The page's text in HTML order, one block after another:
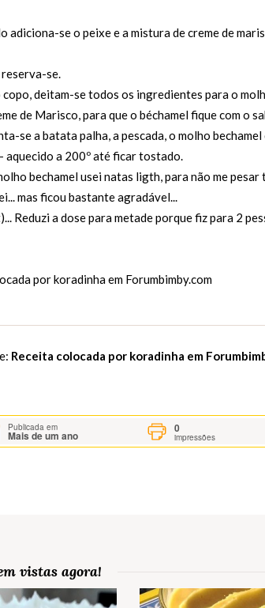
adiciona-se o peixe e a mistura de creme de
se.
copo, deitam-se todos os ingredientes para o
de Marisco, para que o béchamel fique com o
se a batata palha, a pescada, o molho
aquecido a 200º até ficar tostado.
bechamel usei natas ligth, para não me
mas ficou bastante agradável...
Reduzi a dose para metade porque fiz para 2
por koradinha em Forumbimby.com
Receita colocada por koradinha em
Publicada em
Mais de um ano
0
impressões
vistas agora!